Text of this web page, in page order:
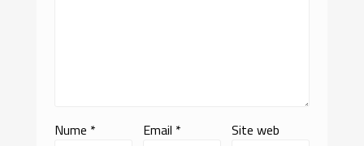
Nume * Email * Site web